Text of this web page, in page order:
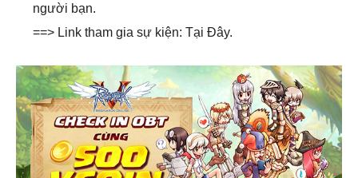
người bạn.
==> Link tham gia sự kiện: Tại Đây.